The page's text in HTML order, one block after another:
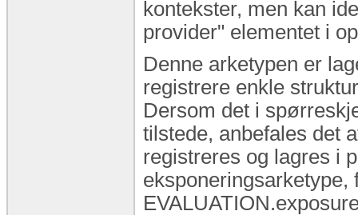
kontekster, men kan
provider" elementet i
Denne arketypen er
registrere enkle
Dersom det i
tilstede, anbefales det
registreres og lagres i
eksponeringsarketype,